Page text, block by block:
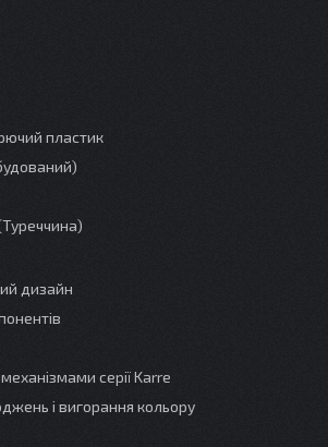
пластик
дизайн
серії Karre
і вигорання кольору